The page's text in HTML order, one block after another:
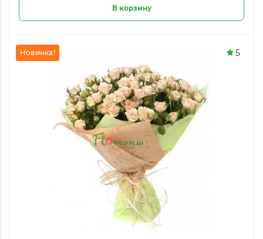
В корзину
Новинка! 5